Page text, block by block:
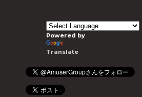
Powered by
Translate